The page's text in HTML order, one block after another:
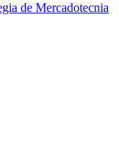
de Mercadotecnia